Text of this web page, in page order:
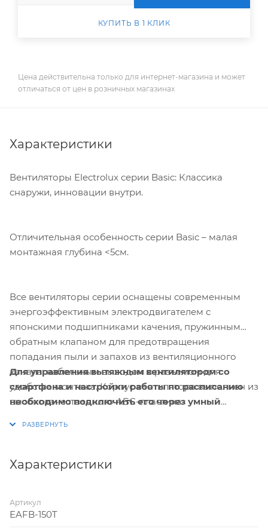
КУПИТЬ В 1 КЛИК
Цена действительна только для интернет-магазина и может
отличаться от цен в розничных магазинах
Характеристики
Вентиляторы Electrolux серии Basic: Классика
снаружи, инновации внутри.
Отличительная особенность серии Basic – малая
монтажная глубина <5см.
Все вентиляторы серии оснащены современным
энергоэффективным электродвигателем с
японскими подшипниками качения, пружинным
обратным клапаном для предотвращения
попадания пыли и запахов из вентиляционного
канала, кабельным выводом с разъемом для
удобства монтажа. Корпус вентилятора выполнен из
высококачественного АБС-пластика.
Для управления вытяжным вентилятором со
смартфона и настройки работы по расписанию
необходимо подключить его через умный
Характеристики
Артикул
EAFB-150T